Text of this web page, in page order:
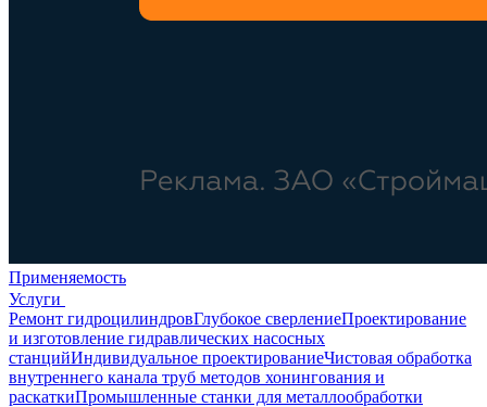
Применяемость
Услуги
Ремонт гидроцилиндровГлубокое сверлениеПроектирование
и изготовление гидравлических насосных
станцийИндивидуальное проектированиеЧистовая обработка
внутреннего канала труб методов хонингования и
раскаткиПромышленные станки для металлообработки